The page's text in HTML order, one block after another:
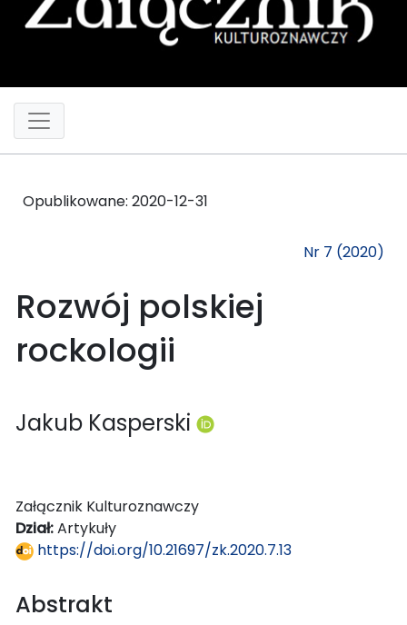
Opublikowane: 2020-12-31
Nr 7 (2020)
Rozwój polskiej
rockologii
Jakub Kasperski
Załącznik Kulturoznawczy
Dział:Artykuły
https://doi.org/10.21697/zk.2020.7.13
Abstrakt